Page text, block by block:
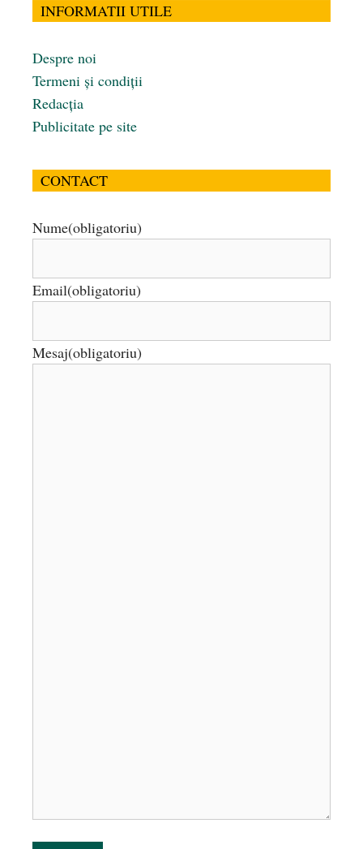
INFORMATII UTILE
Despre noi
Termeni și condiții
Redacția
Publicitate pe site
CONTACT
Nume(obligatoriu)
Email(obligatoriu)
Mesaj(obligatoriu)